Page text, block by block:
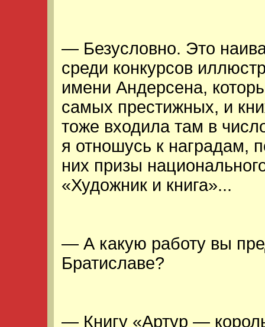
— Безусловно. Это
среди конкурсов
имени Андерсена,
самых престижных, и
тоже входила там в
я отношусь к наградам,
них призы
«Художник и книга»...
— А какую работу вы
Братиславе?
— Книгу «Артур —